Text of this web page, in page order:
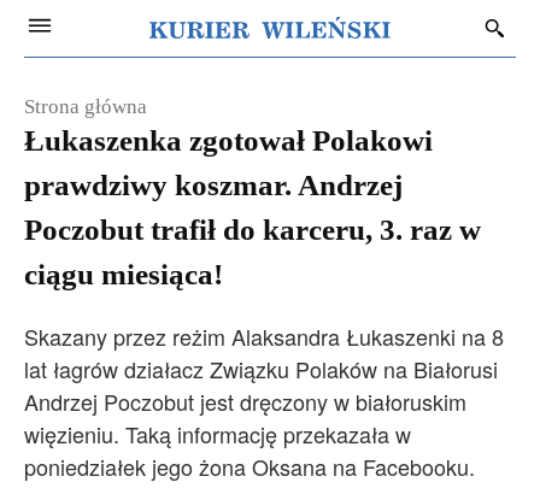
Strona główna
Łukaszenka zgotował Polakowi
prawdziwy koszmar. Andrzej
Poczobut trafił do karceru, 3. raz w
ciągu miesiąca!
Skazany przez reżim Alaksandra Łukaszenki na 8
lat łagrów działacz Związku Polaków na Białorusi
Andrzej Poczobut jest dręczony w białoruskim
więzieniu. Taką informację przekazała w
poniedziałek jego żona Oksana na Facebooku.